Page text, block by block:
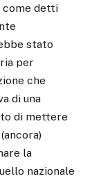
come detti
stato
per
che
di una
di mettere
(ancora)
la
nazionale